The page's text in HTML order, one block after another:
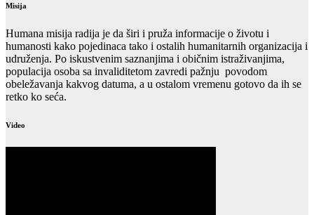
Misija
Humana misija radija je da širi i pruža informacije o životu i
humanosti kako pojedinaca tako i ostalih humanitarnih organizacija i
udruženja. Po iskustvenim saznanjima i običnim istraživanjima,
populacija osoba sa invaliditetom zavredi pažnju povodom
obeležavanja kakvog datuma, a u ostalom vremenu gotovo da ih se
retko ko seća.
Video